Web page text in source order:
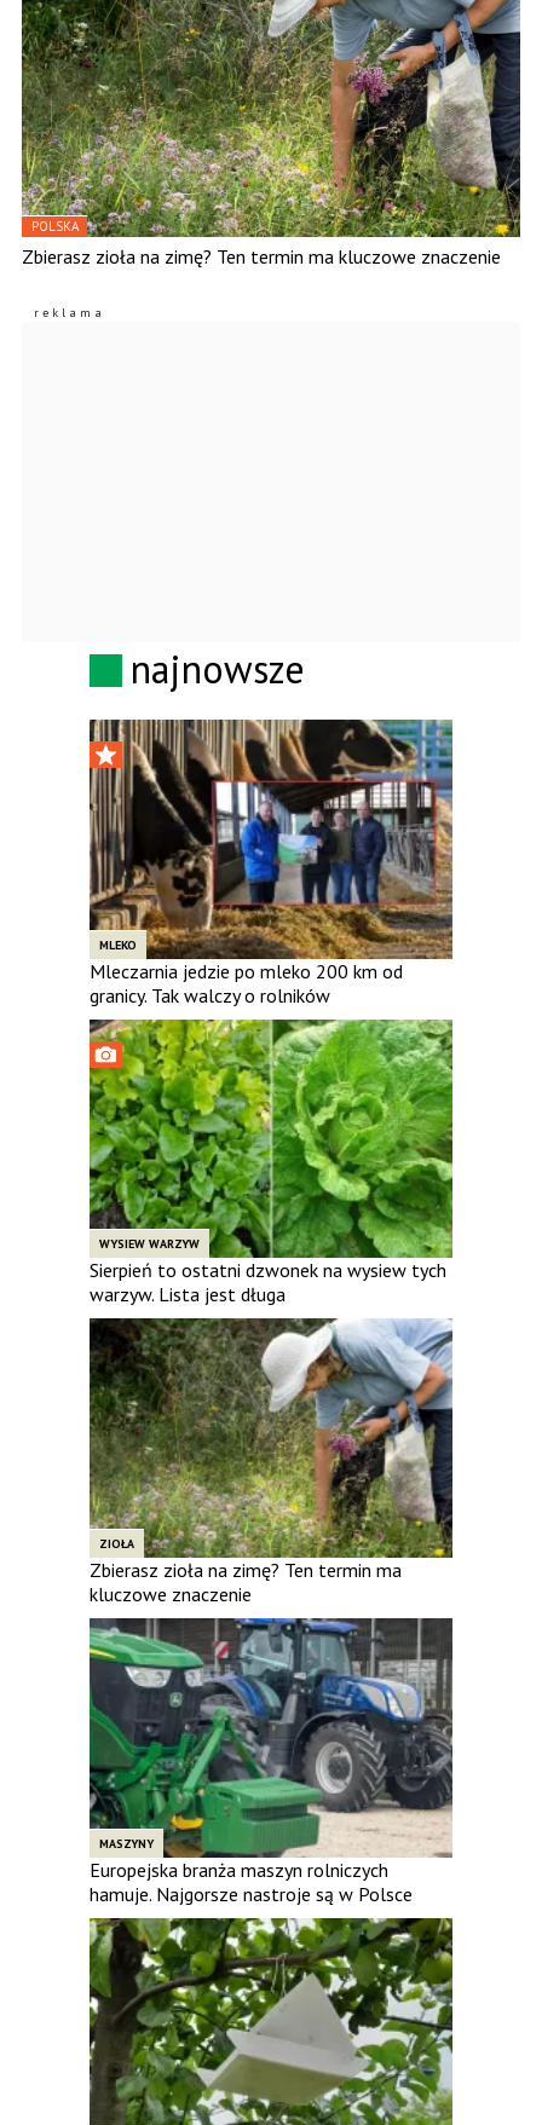
POLSKA
Zbierasz zioła na zimę? Ten termin ma kluczowe znaczenie
najnowsze
MLEKO
Mleczarnia jedzie po mleko 200 km od
granicy. Tak walczy o rolników
WYSIEW WARZYW
Sierpień to ostatni dzwonek na wysiew tych
warzyw. Lista jest długa
ZIOŁA
Zbierasz zioła na zimę? Ten termin ma
kluczowe znaczenie
MASZYNY
Europejska branża maszyn rolniczych
hamuje. Najgorsze nastroje są w Polsce